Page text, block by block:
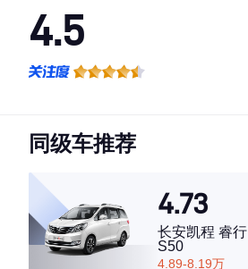
4.5
·空间表现一般，低于56%同级车
同级车推荐
4.73
长安凯程 睿行
S50
4.89-8.19万